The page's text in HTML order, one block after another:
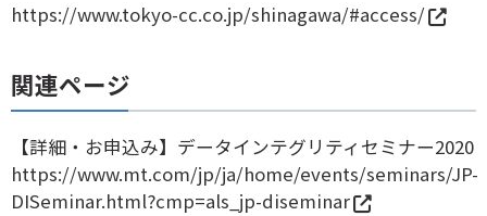
https://www.tokyo-cc.co.jp/shinagawa/#access/
関連ページ
【詳細・お申込み】データインテグリティセミナー2020
https://www.mt.com/jp/ja/home/events/seminars/JP-
DISeminar.html?cmp=als_jp-diseminar